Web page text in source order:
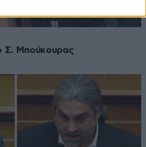
Σ. Μπούκουρας